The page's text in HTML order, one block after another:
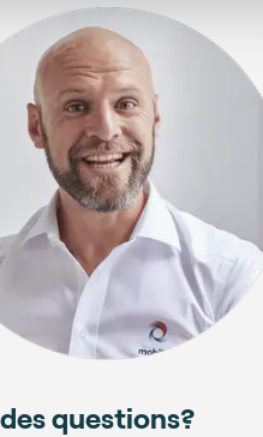
questions?